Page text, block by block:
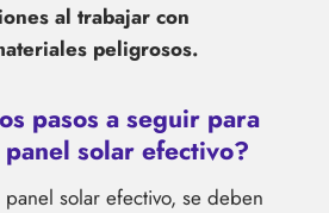
al trabajar con
peligrosos.
pasos a seguir para
solar efectivo?
panel solar efectivo, se deben